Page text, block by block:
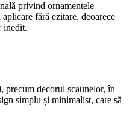
privind ornamentele
fără ezitare, deoarece
inedit.
precum decorul scaunelor, în
simplu și minimalist, care să